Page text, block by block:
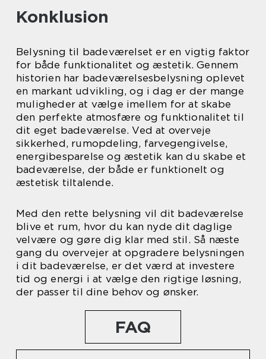
Konklusion
Belysning til badeværelset er en vigtig faktor
for både funktionalitet og æstetik. Gennem
historien har badeværelsesbelysning oplevet
en markant udvikling, og i dag er der mange
muligheder at vælge imellem for at skabe
den perfekte atmosfære og funktionalitet til
dit eget badeværelse. Ved at overveje
sikkerhed, rumopdeling, farvegengivelse,
energibesparelse og æstetik kan du skabe et
badeværelse, der både er funktionelt og
æstetisk tiltalende.
Med den rette belysning vil dit badeværelse
blive et rum, hvor du kan nyde dit daglige
velvære og gøre dig klar med stil. Så næste
gang du overvejer at opgradere belysningen
i dit badeværelse, er det værd at investere
tid og energi i at vælge den rigtige løsning,
der passer til dine behov og ønsker.
FAQ